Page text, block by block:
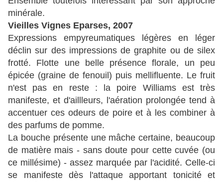
minérale.
Vieilles Vignes Eparses, 2007
Expressions empyreumatiques légères en léger
déclin sur des impressions de graphite ou de silex
frotté. Flotte une belle présence florale, un peu
épicée (graine de fenouil) puis mellifluente. Le fruit
n'est pas en reste : la poire Williams est très
manifeste, et d'aillleurs, l'aération prolongée tend à
accentuer ces odeurs de poire et à les combiner à
des parfums de pomme.
La bouche présente une mâche certaine, beaucoup
de matière mais - sans doute pour cette cuvée (ou
ce millésime) - assez marquée par l'acidité. Celle-ci
se manifeste dès l'attaque apportant tonicité et